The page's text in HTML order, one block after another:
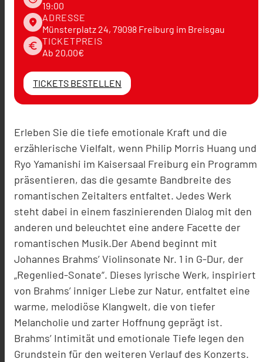
19:00
place ADRESSE
Münsterplatz 24, 79098 Freiburg im Breisgau
euro TICKETPREIS
Ab 20,00€
TICKETS BESTELLEN
Erleben Sie die tiefe emotionale Kraft und die
erzählerische Vielfalt, wenn Philip Morris Huang und
Ryo Yamanishi im Kaisersaal Freiburg ein Programm
präsentieren, das die gesamte Bandbreite des
romantischen Zeitalters entfaltet. Jedes Werk
steht dabei in einem faszinierenden Dialog mit den
anderen und beleuchtet eine andere Facette der
romantischen Musik.Der Abend beginnt mit
Johannes Brahms’ Violinsonate Nr. 1 in G-Dur, der
„Regenlied-Sonate“. Dieses lyrische Werk, inspiriert
von Brahms’ inniger Liebe zur Natur, entfaltet eine
warme, melodiöse Klangwelt, die von tiefer
Melancholie und zarter Hoffnung geprägt ist.
Brahms’ Intimität und emotionale Tiefe legen den
Grundstein für den weiteren Verlauf des Konzerts.